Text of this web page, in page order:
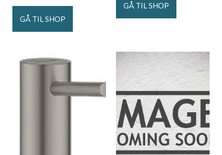
GÅ TIL SHOP
GÅ TIL SHOP